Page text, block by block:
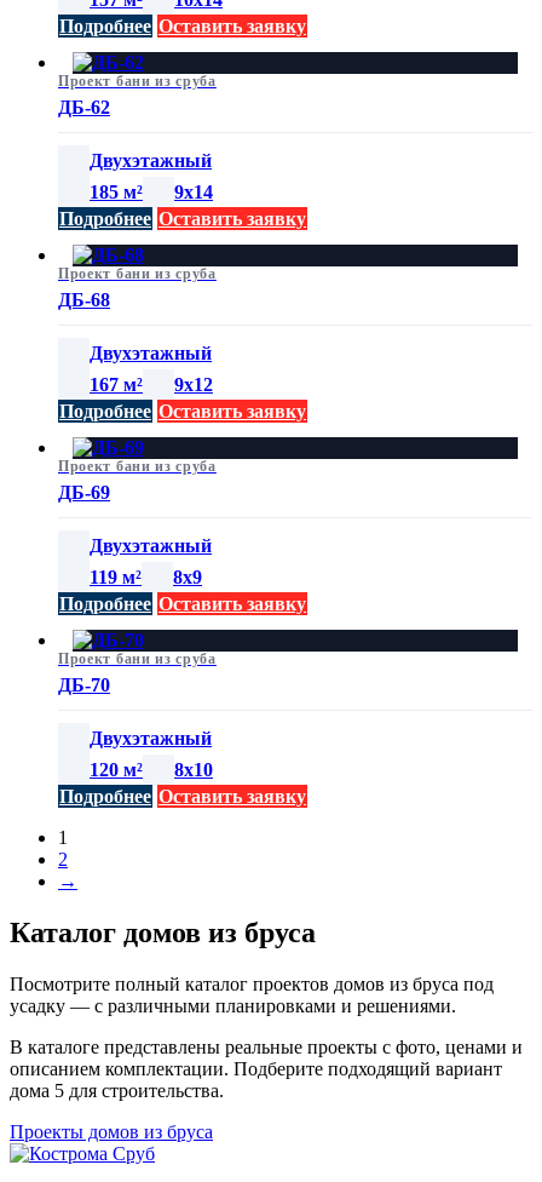
Подробнее Оставить заявку
Проект бани из сруба
ДБ-62
Двухэтажный
185 м²
9х14
Подробнее Оставить заявку
Проект бани из сруба
ДБ-68
Двухэтажный
167 м²
9х12
Подробнее Оставить заявку
Проект бани из сруба
ДБ-69
Двухэтажный
119 м²
8х9
Подробнее Оставить заявку
Проект бани из сруба
ДБ-70
Двухэтажный
120 м²
8х10
Подробнее Оставить заявку
1
2
→
Каталог домов из бруса
Посмотрите полный каталог проектов домов из бруса под
усадку — с различными планировками и решениями.
В каталоге представлены реальные проекты с фото, ценами и
описанием комплектации. Подберите подходящий вариант
дома 5 для строительства.
Проекты домов из бруса